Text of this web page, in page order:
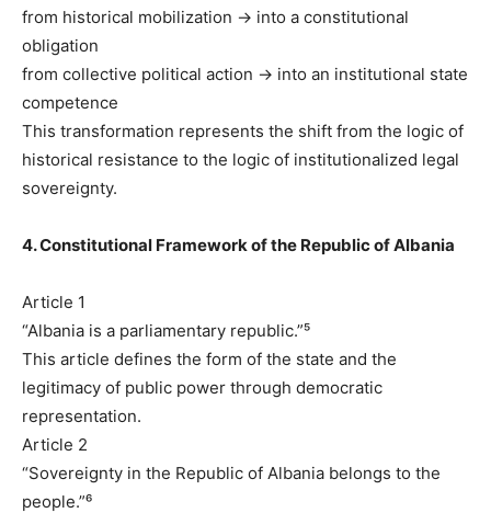
from historical mobilization → into a constitutional
obligation
from collective political action → into an institutional state
competence
This transformation represents the shift from the logic of
historical resistance to the logic of institutionalized legal
sovereignty.
4. Constitutional Framework of the Republic of Albania
Article 1
“Albania is a parliamentary republic.”⁵
This article defines the form of the state and the
legitimacy of public power through democratic
representation.
Article 2
“Sovereignty in the Republic of Albania belongs to the
people.”⁶